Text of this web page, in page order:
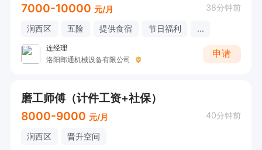
7000-10000 元/月 38分钟前
涧西区 五险 提供食宿 节日福利 ...
连经理
洛阳郎通机械设备有限公司
申请
磨工师傅（计件工资+社保）
8000-9000 元/月 40分钟前
涧西区 晋升空间